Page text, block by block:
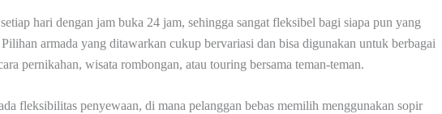
hari dengan jam buka 24 jam, sehingga sangat fleksibel bagi siapa pun yang
armada yang ditawarkan cukup bervariasi dan bisa digunakan untuk berbagai
pernikahan, wisata rombongan, atau touring bersama teman-teman.
fleksibilitas penyewaan, di mana pelanggan bebas memilih menggunakan sopir